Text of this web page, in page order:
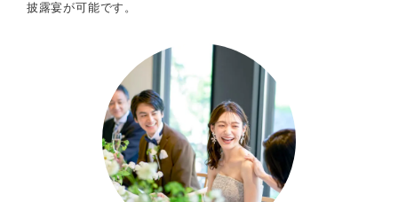
披露宴が可能です。